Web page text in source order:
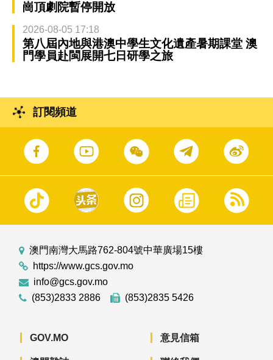
崗頂劇院暫停開放
2026-08-05 17:18
第八屆內地與港澳中學生文化遺產暑期課堂 澳
門學員赴閩展開七日研學之旅
訂閱頻道
澳門南灣大馬路762-804號中華廣場15樓
https://www.gcs.gov.mo
info@gcs.gov.mo
(853)2833 2886
(853)2835 5426
GOV.MO 意見信箱